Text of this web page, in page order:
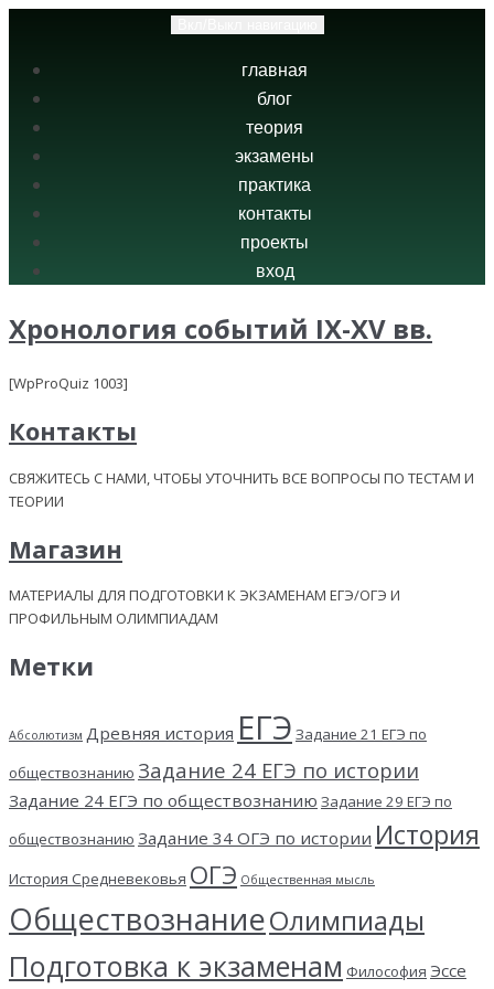
главная
блог
теория
экзамены
практика
контакты
проекты
вход
Хронология событий IX-XV вв.
[WpProQuiz 1003]
Контакты
СВЯЖИТЕСЬ С НАМИ, ЧТОБЫ УТОЧНИТЬ ВСЕ ВОПРОСЫ ПО ТЕСТАМ И
ТЕОРИИ
Магазин
МАТЕРИАЛЫ ДЛЯ ПОДГОТОВКИ К ЭКЗАМЕНАМ ЕГЭ/ОГЭ И
ПРОФИЛЬНЫМ ОЛИМПИАДАМ
Метки
Абсолютизм Древняя история ЕГЭ Задание 21 ЕГЭ по
обществознанию Задание 24 ЕГЭ по истории
Задание 24 ЕГЭ по обществознанию Задание 29 ЕГЭ по
обществознанию Задание 34 ОГЭ по истории История
История Средневековья ОГЭ Общественная мысль
ОбществознаниеОлимпиады
Подготовка к экзаменам Философия Эссе